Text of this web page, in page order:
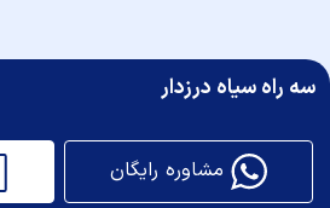
سه راه سیاه درزدار